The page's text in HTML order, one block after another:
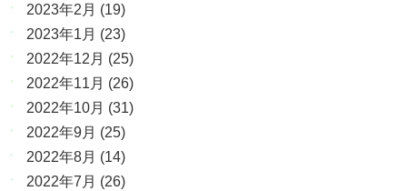
2023年2月 (19)
2023年1月 (23)
2022年12月 (25)
2022年11月 (26)
2022年10月 (31)
2022年9月 (25)
2022年8月 (14)
2022年7月 (26)